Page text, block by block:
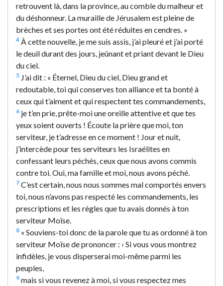
retrouvent là, dans la province, au comble du malheur et
du déshonneur. La muraille de Jérusalem est pleine de
brèches et ses portes ont été réduites en cendres. »
4 À cette nouvelle, je me suis assis, j’ai pleuré et j’ai porté
le deuil durant des jours, jeûnant et priant devant le Dieu
du ciel.
5 J’ai dit : « Éternel, Dieu du ciel, Dieu grand et
redoutable, toi qui conserves ton alliance et ta bonté à
ceux qui t’aiment et qui respectent tes commandements,
6 je t’en prie, prête-moi une oreille attentive et que tes
yeux soient ouverts ! Écoute la prière que moi, ton
serviteur, je t’adresse en ce moment ! Jour et nuit,
j’intercède pour tes serviteurs les Israélites en
confessant leurs péchés, ceux que nous avons commis
contre toi. Oui, ma famille et moi, nous avons péché.
7 C’est certain, nous nous sommes mal comportés envers
toi, nous n’avons pas respecté les commandements, les
prescriptions et les règles que tu avais donnés à ton
serviteur Moïse.
8 « Souviens-toi donc de la parole que tu as ordonné à ton
serviteur Moïse de prononcer : ‹ Si vous vous montrez
infidèles, je vous disperserai moi-même parmi les
peuples,
9 mais si vous revenez à moi, si vous respectez mes